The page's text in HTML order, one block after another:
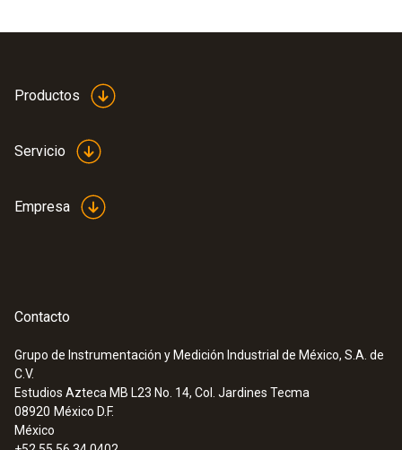
: 0554 1203
Set de conexión de mangueras - pour
Productos
Servicio
Empresa
Contacto
Grupo de Instrumentación y Medición Industrial de México, S.A. de
C.V.
Estudios Azteca MB L23 No. 14, Col. Jardines Tecma
08920 México D.F.
México